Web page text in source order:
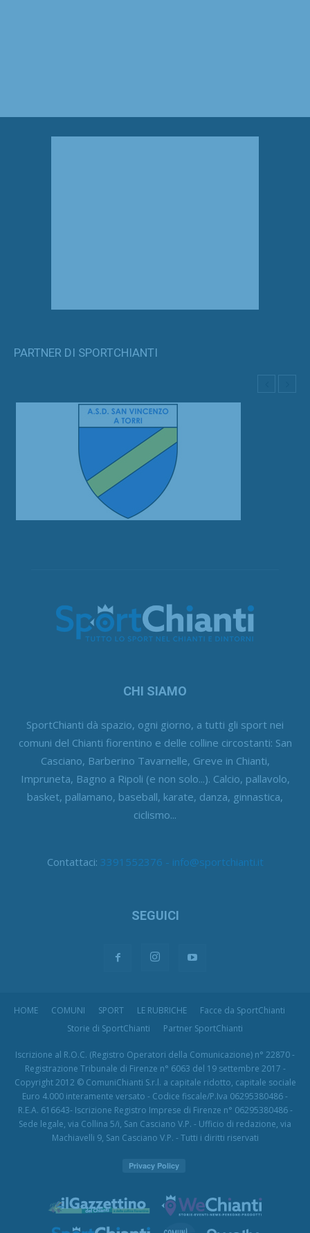
PARTNER DI SPORTCHIANTI
CHI SIAMO
SportChianti dà spazio, ogni giorno, a tutti gli sport nei
comuni del Chianti fiorentino e delle colline circostanti: San
Casciano, Barberino Tavarnelle, Greve in Chianti,
Impruneta, Bagno a Ripoli (e non solo...). Calcio, pallavolo,
basket, pallamano, baseball, karate, danza, ginnastica,
ciclismo...
Contattaci: 3391552376 - info@sportchianti.it
SEGUICI
HOME COMUNI SPORT LE RUBRICHE
Facce da SportChianti
Storie di SportChianti
Partner SportChianti
Iscrizione al R.O.C. (Registro Operatori della Comunicazione) n° 22870 -
Registrazione Tribunale di Firenze n° 6063 del 19 settembre 2017 -
Copyright 2012 © ComuniChianti S.r.l. a capitale ridotto, capitale sociale
Euro 4.000 interamente versato - Codice fiscale/P.Iva 06295380486 -
R.E.A. 616643- Iscrizione Registro Imprese di Firenze n° 06295380486 -
Sede legale, via Collina 5/i, San Casciano V.P. - Ufficio di redazione, via
Machiavelli 9, San Casciano V.P. - Tutti i diritti riservati